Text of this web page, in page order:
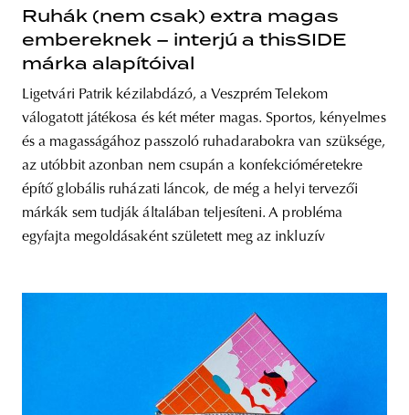
Ruhák (nem csak) extra magas
embereknek – interjú a thisSIDE
márka alapítóival
Ligetvári Patrik kézilabdázó, a Veszprém Telekom
válogatott játékosa és két méter magas. Sportos, kényelmes
és a magasságához passzoló ruhadarabokra van szüksége,
az utóbbit azonban nem csupán a konfekcióméretekre
építő globális ruházati láncok, de még a helyi tervezői
márkák sem tudják általában teljesíteni. A probléma
egyfajta megoldásaként született meg az inkluzív